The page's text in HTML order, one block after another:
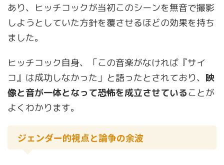
あり、ヒッチコックが当初このシーンを無音で撮影
しようとしていた方針を覆させるほどの効果を持ち
ました。
ヒッチコック自身、「この音楽がなければ『サイ
コ』は成功しなかった」と語ったとされており、 映
像と音が一体となって恐怖を成立させていることが
よくわかります。
ジェンダー的視点と論争の余波